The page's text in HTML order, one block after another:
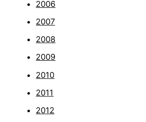
2006
2007
2008
2009
2010
2011
2012